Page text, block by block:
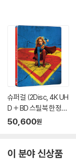
슈퍼걸 (2Disc, 4K UH
D + BD 스틸북 한정
판) (펀치) : 블루레이
50,600원
이 분야 신상품